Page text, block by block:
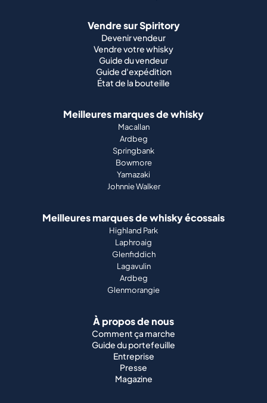
Vendre sur Spiritory
Devenir vendeur
Vendre votre whisky
Guide du vendeur
Guide d'expédition
État de la bouteille
Meilleures marques de whisky
Macallan
Ardbeg
Springbank
Bowmore
Yamazaki
Johnnie Walker
Meilleures marques de whisky écossais
Highland Park
Laphroaig
Glenfiddich
Lagavulin
Ardbeg
Glenmorangie
À propos de nous
Comment ça marche
Guide du portefeuille
Entreprise
Presse
Magazine